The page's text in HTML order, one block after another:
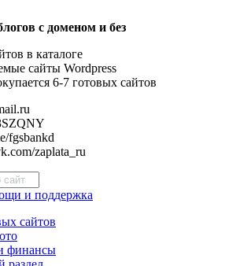
с доменом и без
в каталоге
сайты Wordpress
6-7 готовых сайтов
fgsbankd
zaplata_ru
и поддержка
сайтов
финансы